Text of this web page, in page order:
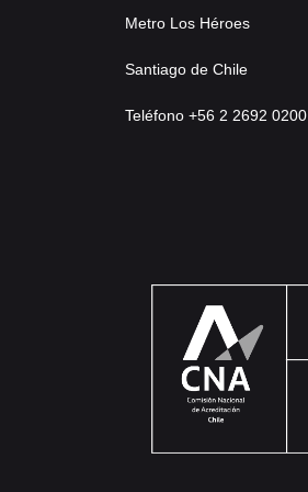
Metro Los Héroes
Santiago de Chile
Teléfono +56 2 2692 0200